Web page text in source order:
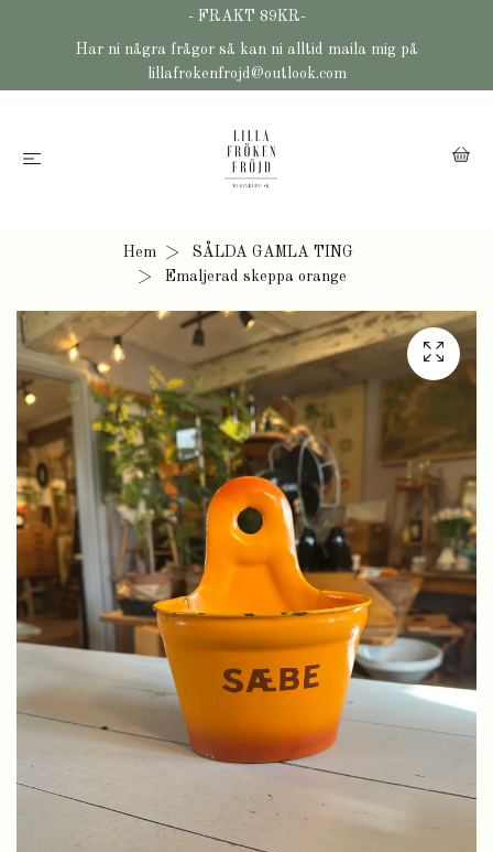
- FRAKT 89KR-
Har ni några frågor så kan ni alltid maila mig på
lillafrokenfrojd@outlook.com
Hem
SÅLDA GAMLA TING
Emaljerad skeppa orange